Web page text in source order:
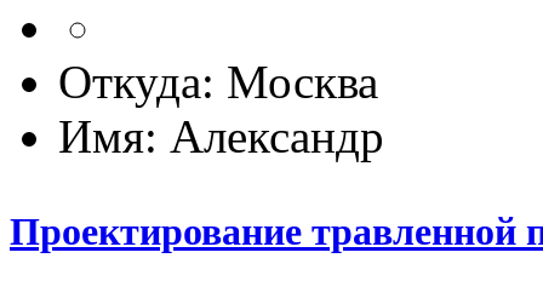
Откуда: Москва
Имя: Александр
Проектирование травленной